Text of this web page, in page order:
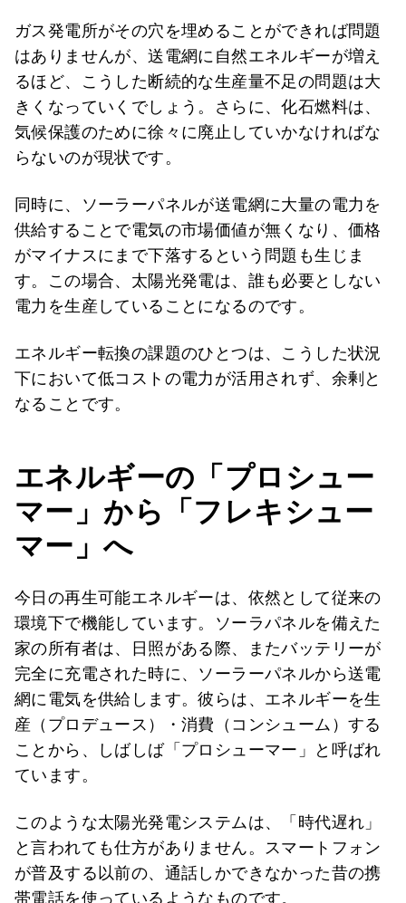
ガス発電所がその穴を埋めることができれば問題
はありませんが、送電網に自然エネルギーが増え
るほど、こうした断続的な生産量不足の問題は大
きくなっていくでしょう。さらに、化石燃料は、
気候保護のために徐々に廃止していかなければな
らないのが現状です。
同時に、ソーラーパネルが送電網に大量の電力を
供給することで電気の市場価値が無くなり、価格
がマイナスにまで下落するという問題も生じま
す。この場合、太陽光発電は、誰も必要としない
電力を生産していることになるのです。
エネルギー転換の課題のひとつは、こうした状況
下において低コストの電力が活用されず、余剰と
なることです。
エネルギーの「プロシュー
マー」から「フレキシュー
マー」へ
今日の再生可能エネルギーは、依然として従来の
環境下で機能しています。ソーラパネルを備えた
家の所有者は、日照がある際、またバッテリーが
完全に充電された時に、ソーラーパネルから送電
網に電気を供給します。彼らは、エネルギーを生
産（プロデュース）・消費（コンシューム）する
ことから、しばしば「プロシューマー」と呼ばれ
ています。
このような太陽光発電システムは、「時代遅れ」
と言われても仕方がありません。スマートフォン
が普及する以前の、通話しかできなかった昔の携
帯電話を使っているようなものです。